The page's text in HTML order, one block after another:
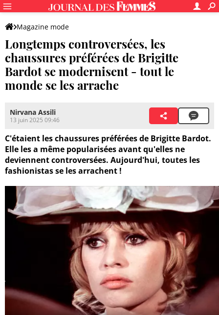
Magazine mode
Longtemps controversées, les
chaussures préférées de Brigitte
Bardot se modernisent - tout le
monde se les arrache
Nirvana Assili
13 juin 2025 09:46
C'étaient les chaussures préférées de Brigitte Bardot.
Elle les a même popularisées avant qu'elles ne
deviennent controversées. Aujourd'hui, toutes les
fashionistas se les arrachent !